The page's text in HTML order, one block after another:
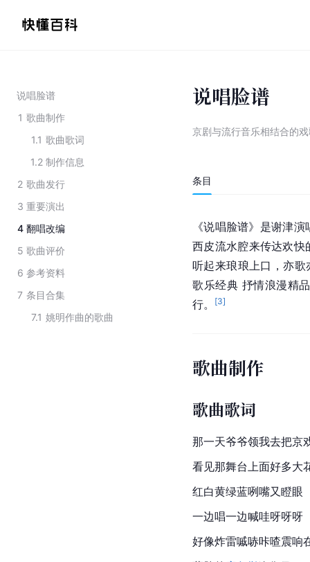
说唱脸谱
1 歌曲制作
1.1 歌曲歌词
1.2 制作信息
2 歌曲发行
3 重要演出
4 翻唱改编
5 歌曲评价
6 参考资料
7 条目合集
7.1 姚明作曲的歌曲
说唱脸谱
京剧与流行音乐相结合的
条目
《说唱脸谱》是谢津
西皮流水腔来传达欢快
听起来琅琅上口，亦歌
歌乐经典 抒情浪漫精
行。
[3]
歌曲制作
歌曲歌词
那一天爷爷领我去把京
看见那舞台上面好多大
红白黄绿蓝咧嘴又瞪眼
一边唱一边喊哇呀呀呀
好像炸雷嘁哧咔喳震响